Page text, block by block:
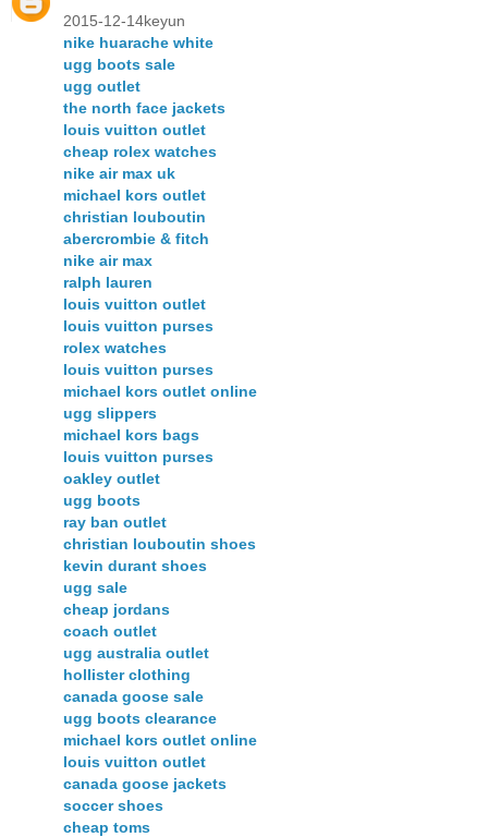
2015-12-14keyun
nike huarache white
ugg boots sale
ugg outlet
the north face jackets
louis vuitton outlet
cheap rolex watches
nike air max uk
michael kors outlet
christian louboutin
abercrombie & fitch
nike air max
ralph lauren
louis vuitton outlet
louis vuitton purses
rolex watches
louis vuitton purses
michael kors outlet online
ugg slippers
michael kors bags
louis vuitton purses
oakley outlet
ugg boots
ray ban outlet
christian louboutin shoes
kevin durant shoes
ugg sale
cheap jordans
coach outlet
ugg australia outlet
hollister clothing
canada goose sale
ugg boots clearance
michael kors outlet online
louis vuitton outlet
canada goose jackets
soccer shoes
cheap toms